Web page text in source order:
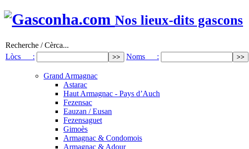
Nos lieux-dits gascons
Recherche / Cèrca...
Lòcs :
Noms :
Grand Armagnac
Astarac
Haut Armagnac - Pays d’Auch
Fezensac
Eauzan / Eusan
Fezensaguet
Gimoès
Armagnac & Condomois
Armagnac & Adour